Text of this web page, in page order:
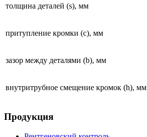
толщина деталей (s), мм
притупление кромки (c), мм
зазор между деталями (b), мм
внутритрубное смещение кромок (h), мм
Продукция